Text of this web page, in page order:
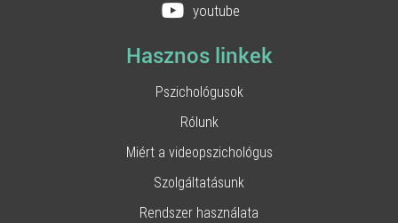
youtube
Hasznos linkek
Pszichológusok
Rólunk
Miért a videopszichológus
Szolgáltatásunk
Rendszer használata